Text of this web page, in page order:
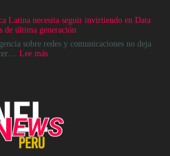
para
acelerar
la
era
del
impulso
al
alza
base
Latina necesita seguir invirtiendo en Data
de última generación
sobre redes y comunicaciones no deja
Lee más:
Data
Centers
de